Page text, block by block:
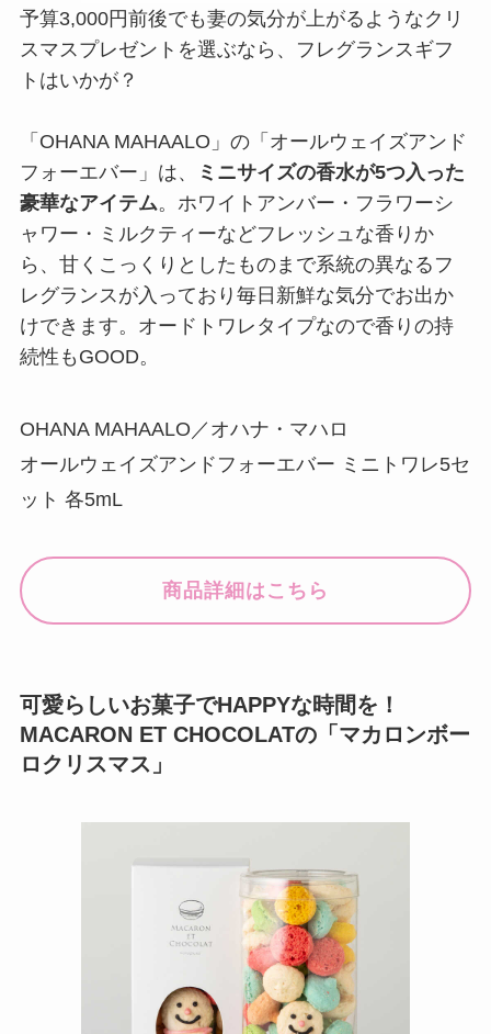
予算3,000円前後でも妻の気分が上がるようなクリ
スマスプレゼントを選ぶなら、フレグランスギフ
トはいかが？
「OHANA MAHAALO」の「オールウェイズアンド
フォーエバー」は、
ミニサイズの香水が5つ入った
豪華なアイテム。ホワイトアンバー・フラワーシ
ャワー・ミルクティーなどフレッシュな香りか
ら、甘くこっくりとしたものまで系統の異なるフ
レグランスが入っており毎日新鮮な気分でお出か
けできます。オードトワレタイプなので香りの持
続性もGOOD。
OHANA MAHAALO／オハナ・マハロ
オールウェイズアンドフォーエバー ミニトワレ5セ
ット 各5mL
商品詳細はこちら
可愛らしいお菓子でHAPPYな時間を！
MACARON ET CHOCOLATの「マカロンボー
ロクリスマス」